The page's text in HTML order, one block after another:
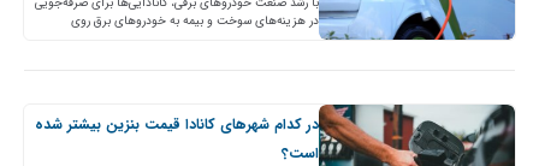
در هزینه‌‌‌‌‌‌‌های سوخت و بیمه به خودروهای برق روی‌‌‌‌‌‌‌
در کدام شهرهای کانادا قیمت بنزین بیشتر شده
است؟